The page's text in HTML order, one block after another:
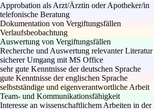
Approbation als Arzt/Ärztin oder Apotheker/in
telefonische Beratung
Dokumentation von Vergiftungsfällen
Verlaufsbeobachtung
Auswertung von Vergiftungsfällen
Recherche und Auswertung relevanter Literatur
sicherer Umgang mit MS Office
sehr gute Kenntnisse der deutschen Sprache
gute Kenntnisse der englischen Sprache
selbstständige und eigenverantwortliche Arbeit
Team- und Kommunikationsfähigkeit
Interesse an wissenschaftlichem Arbeiten in